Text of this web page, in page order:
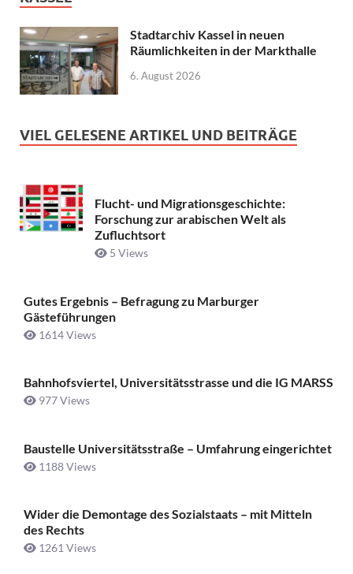
Stadtarchiv Kassel in neuen
Räumlichkeiten in der Markthalle
6. August 2026
VIEL GELESENE ARTIKEL UND BEITRÄGE
Flucht- und Migrationsgeschichte:
Forschung zur arabischen Welt als
Zufluchtsort
5 Views
Gutes Ergebnis – Befragung zu Marburger
Gästeführungen
1614 Views
Bahnhofsviertel, Universitätsstrasse und die IG MARSS
977 Views
Baustelle Universitätsstraße ­– Umfahrung eingerichtet
1188 Views
Wider die Demontage des Sozialstaats – mit Mitteln
des Rechts
1261 Views